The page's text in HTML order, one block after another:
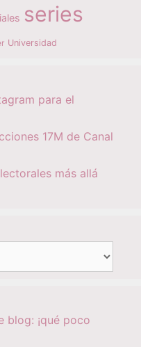
series
Universidad
para el
17M de Canal
más allá
blog: ¡qué poco